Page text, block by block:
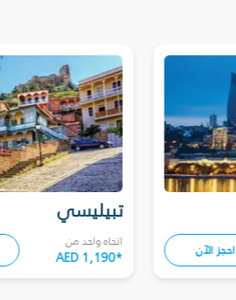
تبيليسي
اتجاه واحد من
AED 1,190* احجز الآن